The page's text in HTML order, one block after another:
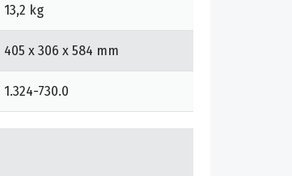
13,2 kg
405 x 306 x 584 mm
1.324-730.0